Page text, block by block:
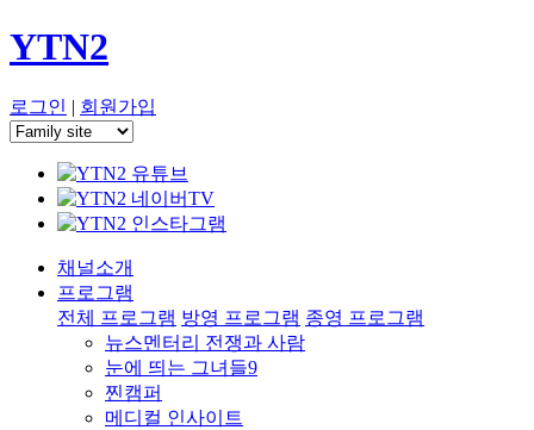
YTN2
로그인 | 회원가입
채널소개
프로그램
전체 프로그램 방영 프로그램 종영 프로그램
뉴스멘터리 전쟁과 사람
눈에 띄는 그녀들9
찐캠퍼
메디컬 인사이트